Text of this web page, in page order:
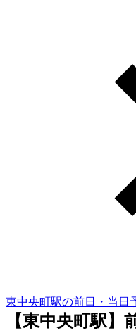
東中央町駅の前日・当日
【東中央町駅】